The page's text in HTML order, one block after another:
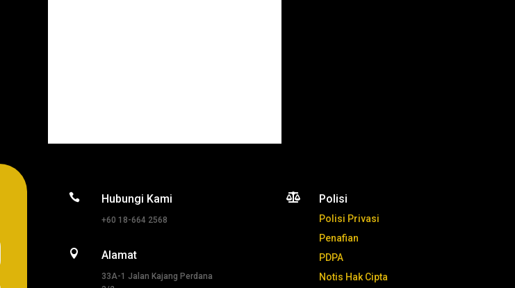
 Hubungi Kami
+60 18-664 2568
 Alamat
33A-1 Jalan Kajang Perdana
 Polisi
Polisi Privasi
Penafian
PDPA
Notis Hak Cipta